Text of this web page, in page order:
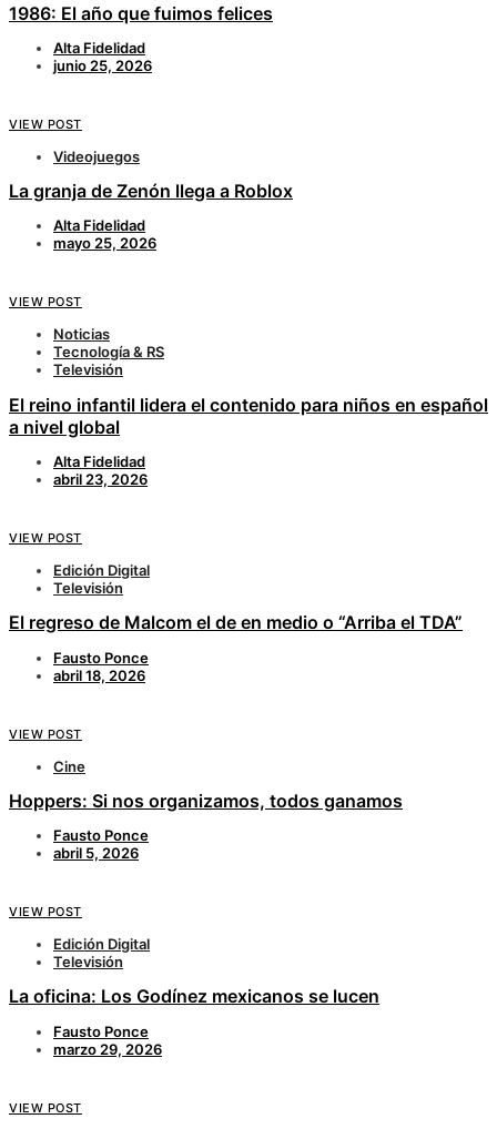
1986: El año que fuimos felices
Alta Fidelidad
junio 25, 2026
VIEW POST
Videojuegos
La granja de Zenón llega a Roblox
Alta Fidelidad
mayo 25, 2026
VIEW POST
Noticias
Tecnología & RS
Televisión
El reino infantil lidera el contenido para niños en español
a nivel global
Alta Fidelidad
abril 23, 2026
VIEW POST
Edición Digital
Televisión
El regreso de Malcom el de en medio o “Arriba el TDA”
Fausto Ponce
abril 18, 2026
VIEW POST
Cine
Hoppers: Si nos organizamos, todos ganamos
Fausto Ponce
abril 5, 2026
VIEW POST
Edición Digital
Televisión
La oficina: Los Godínez mexicanos se lucen
Fausto Ponce
marzo 29, 2026
VIEW POST